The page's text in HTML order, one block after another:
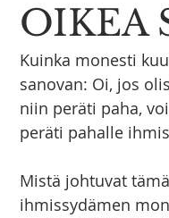
OIKEA
Kuinka monesti
sanovan: Oi, jos
niin peräti paha,
peräti pahalle
Mistä johtuvat
ihmissydämen